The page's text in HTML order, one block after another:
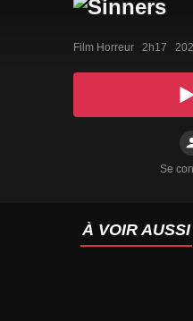
Film Horreur   2h17
Se
À VOIR AUSSI